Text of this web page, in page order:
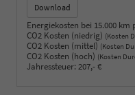
Download
Energiekosten bei 15.000 km
CO2 Kosten (niedrig) (Kosten
CO2 Kosten (mittel) (Kosten
CO2 Kosten (hoch) (Kosten
Jahressteuer: 207,- €